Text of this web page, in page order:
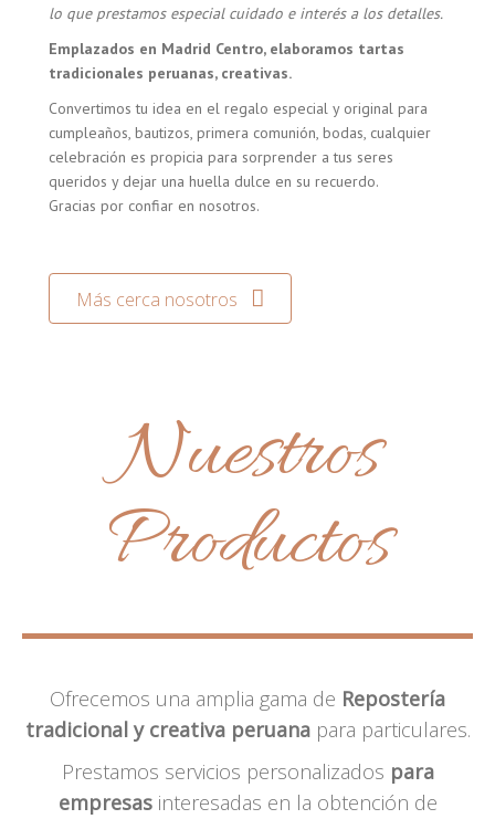
lo que prestamos especial cuidado e interés a los detalles.
Emplazados en Madrid Centro, elaboramos tartas
tradicionales peruanas, creativas.
Convertimos tu idea en el regalo especial y original para
cumpleaños, bautizos, primera comunión, bodas, cualquier
celebración es propicia para sorprender a tus seres
queridos y dejar una huella dulce en su recuerdo.
Gracias por confiar en nosotros.
Más cerca nosotros
Nuestros
Productos
Ofrecemos una amplia gama de Repostería
tradicional y creativa peruanapara particulares.
Prestamos servicios personalizados para
empresasinteresadas en la obtención de